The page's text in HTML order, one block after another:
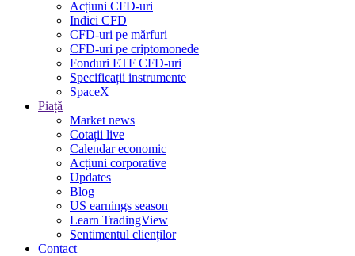
Acțiuni CFD-uri
Indici CFD
CFD-uri pe mărfuri
CFD-uri pe criptomonede
Fonduri ETF CFD-uri
Specificații instrumente
SpaceX
Piață
Market news
Cotații live
Calendar economic
Acțiuni corporative
Updates
Blog
US earnings season
Learn TradingView
Sentimentul clienților
Contact